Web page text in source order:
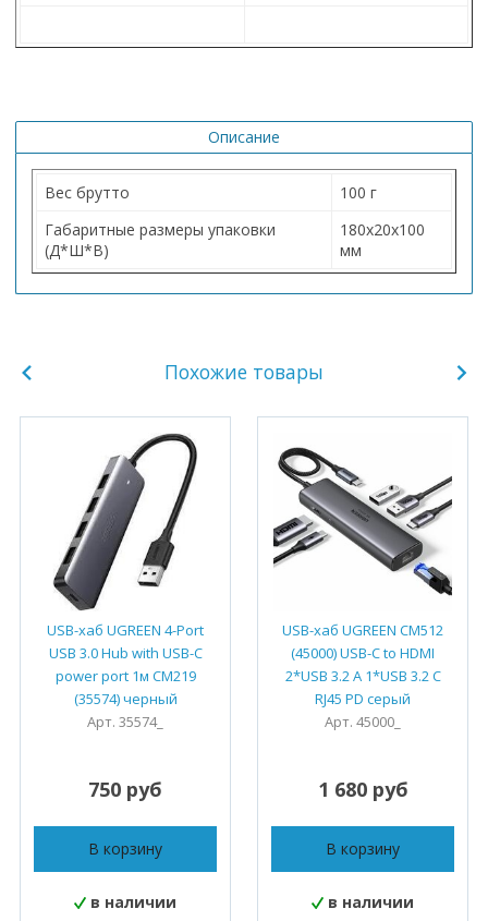
Описание
Вес брутто
100 г
Габаритные размеры упаковки
(Д*Ш*В)
180х20х100
мм
Похожие товары
USB-хаб UGREEN 4-Port
USB 3.0 Hub with USB-C
power port 1м CM219
(35574) черный
Арт. 35574_
750 руб
В корзину
в наличии
USB-хаб UGREEN CM512
(45000) USB-C to HDMI
2*USB 3.2 A 1*USB 3.2 C
RJ45 PD серый
Арт. 45000_
1 680 руб
В корзину
в наличии